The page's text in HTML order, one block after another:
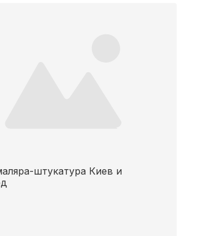
штукатура Киев и